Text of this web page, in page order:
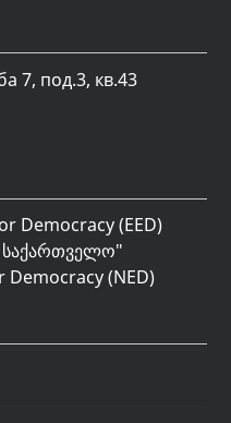
7, под.3, кв.43
Democracy (EED)
საქართველო"
(NED)